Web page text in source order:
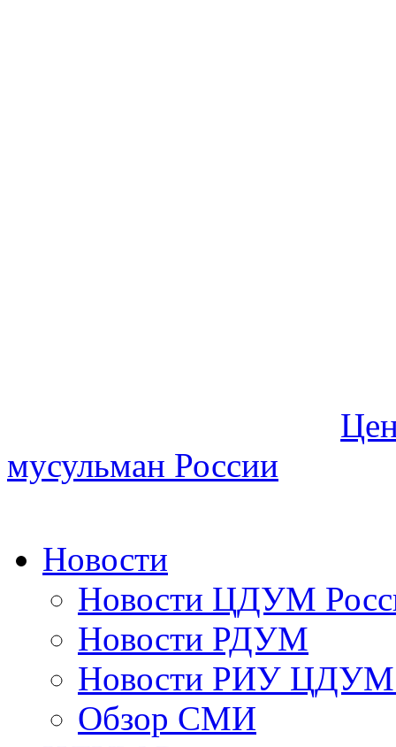
мусульман России
Новости
Новости ЦДУМ
Новости РДУМ
Новости РИУ ЦДУМ
Обзор СМИ